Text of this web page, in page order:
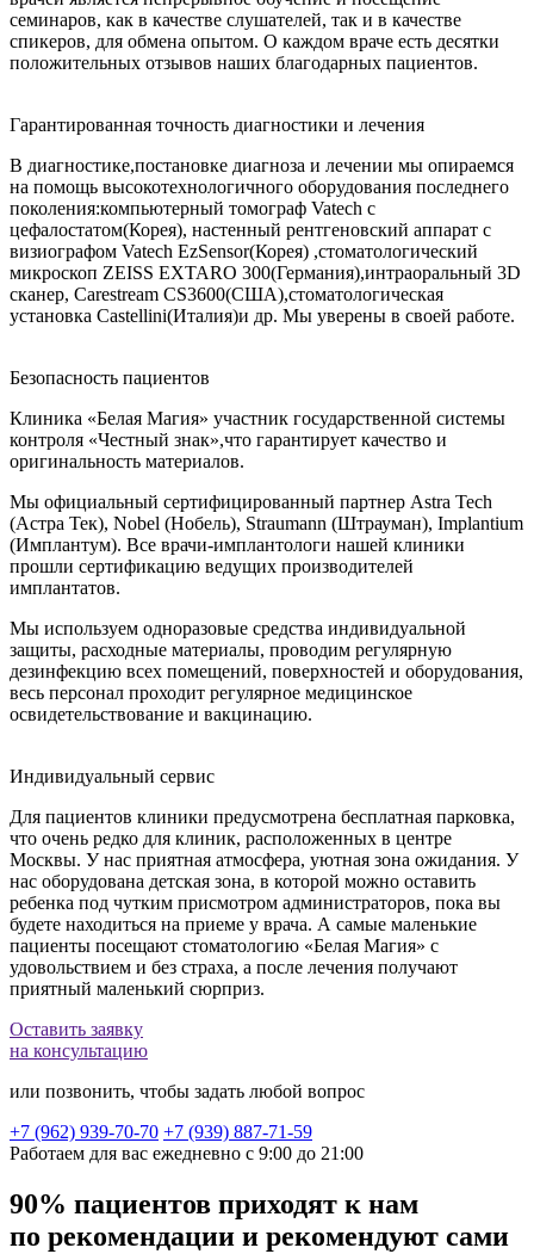
семинаров, как в качестве слушателей, так и в качестве
спикеров, для обмена опытом. О каждом враче есть десятки
положительных отзывов наших благодарных пациентов.
Гарантированная точность диагностики и лечения
В диагностике,постановке диагноза и лечении мы опираемся
на помощь высокотехнологичного оборудования последнего
поколения:компьютерный томограф Vatech с
цефалостатом(Корея), настенный рентгеновский аппарат с
визиографом Vatech EzSensor(Корея) ,стоматологический
микроскоп ZEISS EXTARO 300(Германия),интраоральный 3D
сканер, Carestream CS3600(США),стоматологическая
установка Castellini(Италия)и др. Мы уверены в своей работе.
Безопасность пациентов
Клиника «Белая Магия» участник государственной системы
контроля «Честный знак»,что гарантирует качество и
оригинальность материалов.
Мы официальный сертифицированный партнер Astra Tech
(Астра Тек), Nobel (Нобель), Straumann (Штрауман), Implantium
(Имплантум). Все врачи-имплантологи нашей клиники
прошли сертификацию ведущих производителей
имплантатов.
Мы используем одноразовые средства индивидуальной
защиты, расходные материалы, проводим регулярную
дезинфекцию всех помещений, поверхностей и оборудования,
весь персонал проходит регулярное медицинское
освидетельствование и вакцинацию.
Индивидуальный сервис
Для пациентов клиники предусмотрена бесплатная парковка,
что очень редко для клиник, расположенных в центре
Москвы. У нас приятная атмосфера, уютная зона ожидания. У
нас оборудована детская зона, в которой можно оставить
ребенка под чутким присмотром администраторов, пока вы
будете находиться на приеме у врача. А самые маленькие
пациенты посещают стоматологию «Белая Магия» с
удовольствием и без страха, а после лечения получают
приятный маленький сюрприз.
Оставить заявку
на консультацию
или позвонить, чтобы задать любой вопрос
+7 (962) 939-70-70 +7 (939) 887-71-59
Работаем для вас ежедневно с 9:00 до 21:00
90% пациентов приходят к нам
по рекомендации и рекомендуют сами